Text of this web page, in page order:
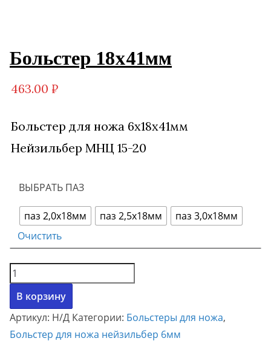
Больстер 18х41мм
463.00 ₽
Больстер для ножа 6х18х41мм
Нейзильбер МНЦ 15-20
ВЫБРАТЬ ПАЗ
паз 2,0х18мм паз 2,5х18мм
паз 3,0х18мм
Очистить
Количество
товара
Больстер
18х41мм
В корзину
Артикул: Н/Д Категории: Больстеры для ножа,
Больстер для ножа нейзильбер 6мм